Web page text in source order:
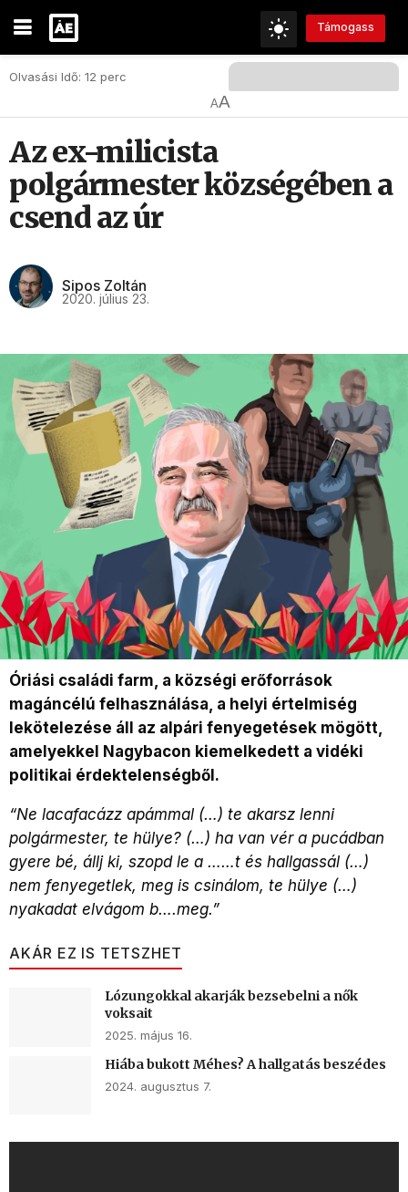
Támogass
Olvasási Idő: 12 perc
AA
Az ex-milicista
polgármester községében a
csend az úr
Sipos Zoltán
2020. július 23.
Óriási családi farm, a községi erőforrások
magáncélú felhasználása, a helyi értelmiség
lekötelezése áll az alpári fenyegetések mögött,
amelyekkel Nagybacon kiemelkedett a vidéki
politikai érdektelenségből.
“Ne lacafacázz apámmal (…) te akarsz lenni
polgármester, te hülye? (…) ha van vér a pucádban
gyere bé, állj ki, szopd le a ……t és hallgassál (…)
nem fenyegetlek, meg is csinálom, te hülye (…)
nyakadat elvágom b….meg.”
AKÁR EZ IS TETSZHET
Lózungokkal akarják bezsebelni a nők
voksait
2025. május 16.
Hiába bukott Méhes? A hallgatás beszédes
2024. augusztus 7.